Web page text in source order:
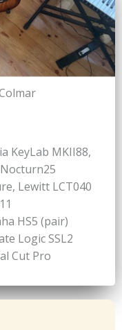
KeyLab MKII88,
Lewitt LCT040
HS5 (pair)
Logic SSL2
Cut Pro